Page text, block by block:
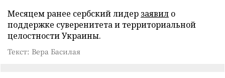
Месяцем ранее сербский лидер заявил о
поддержке суверенитета и территориальной
целостности Украины.
Текст: Вера Басилая